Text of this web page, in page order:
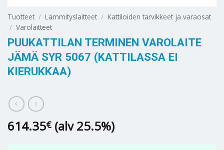
Tuotteet / Lämmityslaitteet / Kattiloiden tarvikkeet ja varaosat
/ Varolaitteet
PUUKATTILAN TERMINEN VAROLAITE
JÄMÄ SYR 5067 (KATTILASSA EI
KIERUKKAA)
614.35€ (alv 25.5%)